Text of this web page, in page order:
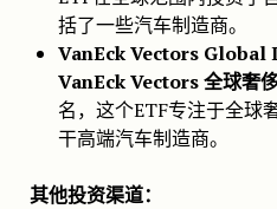
括了一些汽车制造商。
VanEck Vectors Global
VanEck Vectors 全球奢
名，这个ETF专注于全球
干高端汽车制造商。
其他投资渠道：